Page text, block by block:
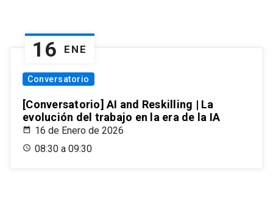
16 ENE
Conversatorio
[Conversatorio] AI and Reskilling | La
evolución del trabajo en la era de la IA
16 de Enero de 2026
08:30 a 09:30